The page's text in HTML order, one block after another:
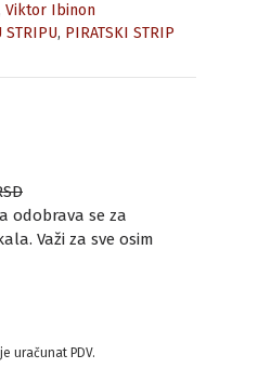
Viktor Ibinon
STRIPU, PIRATSKI STRIP
odobrava se za
Važi za sve osim
uračunat PDV.